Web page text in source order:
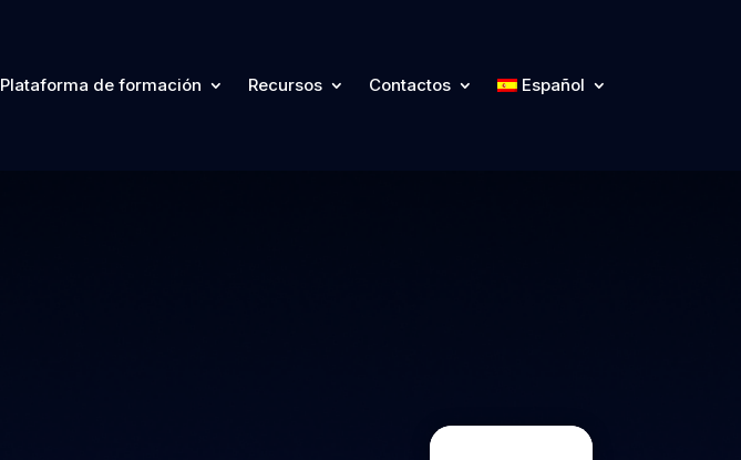
Plataforma de formación Recursos Contactos Español